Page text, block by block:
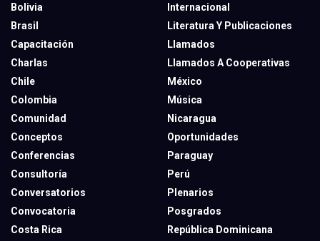
Bolivia
Brasil
Capacitación
Charlas
Chile
Colombia
Comunidad
Conceptos
Conferencias
Consultoría
Conversatorios
Convocatoria
Costa Rica
Internacional
Literatura Y Publicaciones
Llamados
Llamados A Cooperativas
México
Música
Nicaragua
Oportunidades
Paraguay
Perú
Plenarios
Posgrados
República Dominicana